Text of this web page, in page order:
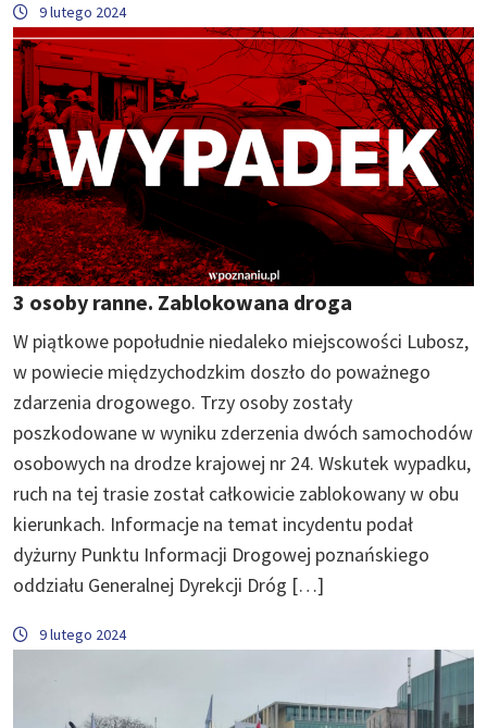
9 lutego 2024
3 osoby ranne. Zablokowana droga
W piątkowe popołudnie niedaleko miejscowości Lubosz,
w powiecie międzychodzkim doszło do poważnego
zdarzenia drogowego. Trzy osoby zostały
poszkodowane w wyniku zderzenia dwóch samochodów
osobowych na drodze krajowej nr 24. Wskutek wypadku,
ruch na tej trasie został całkowicie zablokowany w obu
kierunkach. Informacje na temat incydentu podał
dyżurny Punktu Informacji Drogowej poznańskiego
oddziału Generalnej Dyrekcji Dróg […]
9 lutego 2024